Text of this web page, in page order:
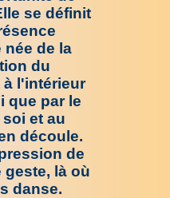
se définit
de la
du
à l'intérieur
que par le
et au
découle.
de
geste, là où
danse.